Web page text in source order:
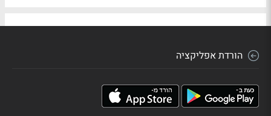
הורדת אפליקציה